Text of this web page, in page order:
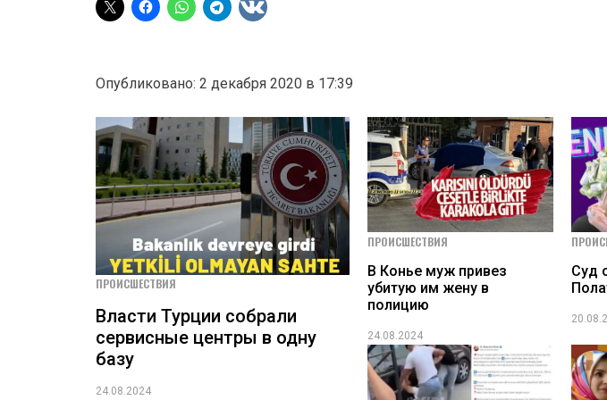
Опубликовано: 2 декабря 2020 в 17:39
ПРОИСШЕСТВИЯ
Власти Турции собрали
сервисные центры в одну
базу
24.08.2024
ПРОИСШЕСТВИЯ
В Конье муж привез
убитую им жену в
полицию
24.08.2024
Суд